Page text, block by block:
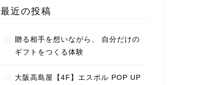
最近の投稿
贈る相手を想いながら、 自分だけの
ギフトをつくる体験
大阪高島屋【4F】エスポル POP UP